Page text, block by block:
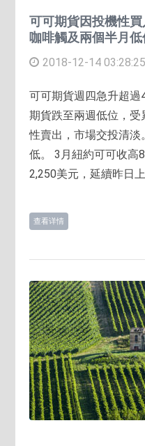
可可期貨因投機性買
咖啡觸及兩個半月低
2018-12-14 03:28:25
可可期貨週四急升超
期貨跌至兩週低位，
性賣出，市場交投清
低。 3月紐約可可收高
2,250美元，延續昨日
查看详情